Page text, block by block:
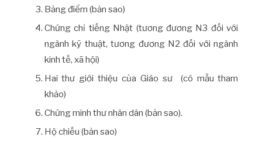
Bảng điểm (bản sao)
Chứng chỉ tiếng Nhật (tương đương N3 đối với
ngành kỹ thuật, tương đương N2 đối với ngành
kinh tế, xã hội)
Hai thư giới thiệu của Giáo sư (có mẫu tham
khảo)
Chứng minh thư nhân dân (bản sao).
Hộ chiếu (bản sao)